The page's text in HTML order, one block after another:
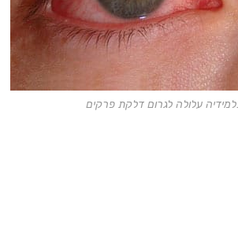
עלולה לגרום דלקת פרקים